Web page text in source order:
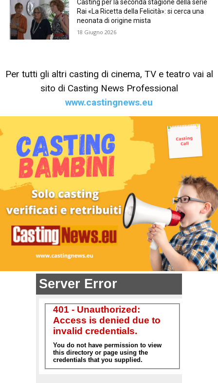
Casting per la seconda stagione della serie
Rai «La Ricetta della Felicità»: si cerca una
neonata di origine mista
18 Giugno 2026
Per tutti gli altri casting di cinema, TV e teatro vai al
sito di Casting News Professional
www.castingnews.eu